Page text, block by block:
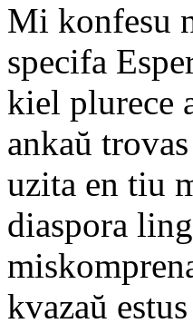
Mi konfesu
specifa
kiel plurece
ankaŭ
uzita en tiu
diaspora
kvazaŭ